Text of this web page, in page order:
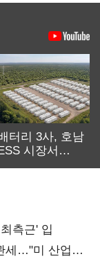
터리 3사, 호남
시장서
측근' 입
세…"미 산업